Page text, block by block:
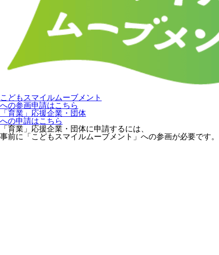
こどもスマイルムーブメント
への参画申請はこちら
「育業」応援企業・団体
への申請はこちら
「育業」応援企業・団体に申請するには、
事前に「こどもスマイルムーブメント」への参画が必要です。